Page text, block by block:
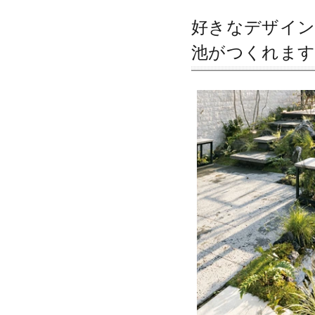
好きなデザイ
池がつくれます